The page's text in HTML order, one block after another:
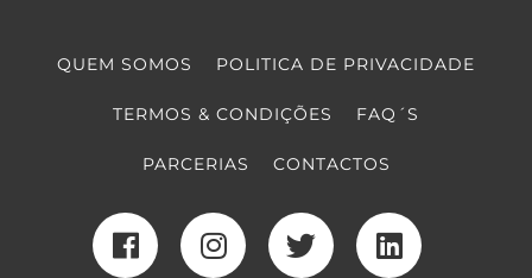
QUEM SOMOS POLITICA DE PRIVACIDADE
TERMOS & CONDIÇÕES FAQ´S
PARCERIAS CONTACTOS